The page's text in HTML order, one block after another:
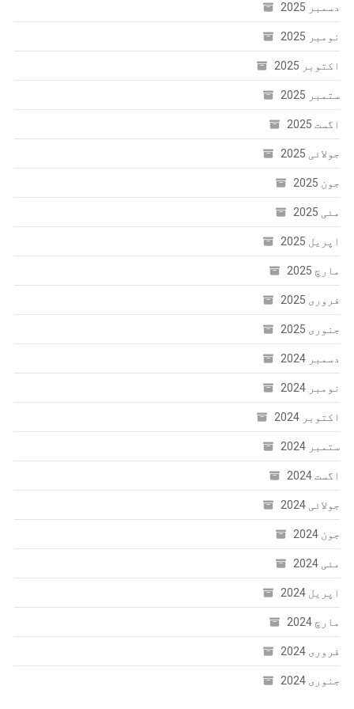
دسمبر 2025
نومبر 2025
اکتوبر 2025
ستمبر 2025
اگست 2025
جولائی 2025
جون 2025
مئی 2025
اپریل 2025
مارچ 2025
فروری 2025
جنوری 2025
دسمبر 2024
نومبر 2024
اکتوبر 2024
ستمبر 2024
اگست 2024
جولائی 2024
جون 2024
مئی 2024
اپریل 2024
مارچ 2024
فروری 2024
جنوری 2024